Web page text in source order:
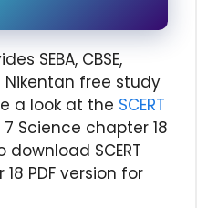
SEBA, CBSE,
Nikentan free study
a look at the SCERT
7 Science chapter 18
SCERT
PDF version for